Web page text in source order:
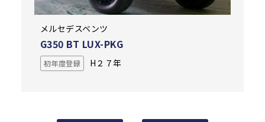
メルセデスベンツ
G350 BT LUX-PKG
初年度登録 H２７年